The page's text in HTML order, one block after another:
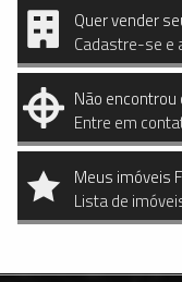
Quer vender
Cadastre-se e
Não encontrou
Entre em
Meus imóveis
Lista de